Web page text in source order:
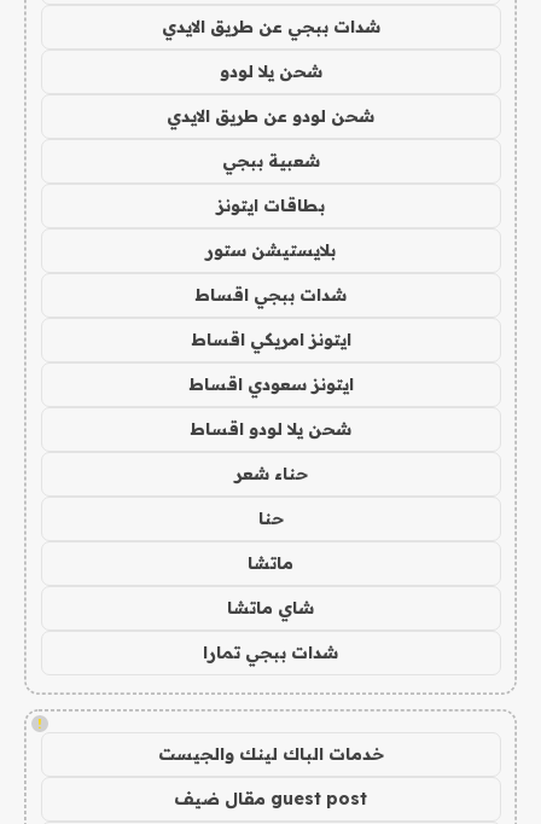
شدات ببجي عن طريق الايدي
شحن يلا لودو
شحن لودو عن طريق الايدي
شعبية ببجي
بطاقات ايتونز
بلايستيشن ستور
شدات ببجي اقساط
ايتونز امريكي اقساط
ايتونز سعودي اقساط
شحن يلا لودو اقساط
حناء شعر
حنا
ماتشا
شاي ماتشا
شدات ببجي تمارا
!
خدمات الباك لينك والجيست
guest post مقال ضيف